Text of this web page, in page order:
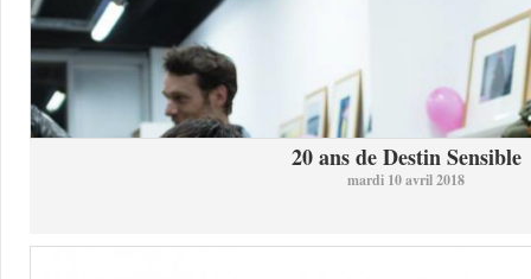
20 ans de Destin Sensible
mardi 10 avril 2018